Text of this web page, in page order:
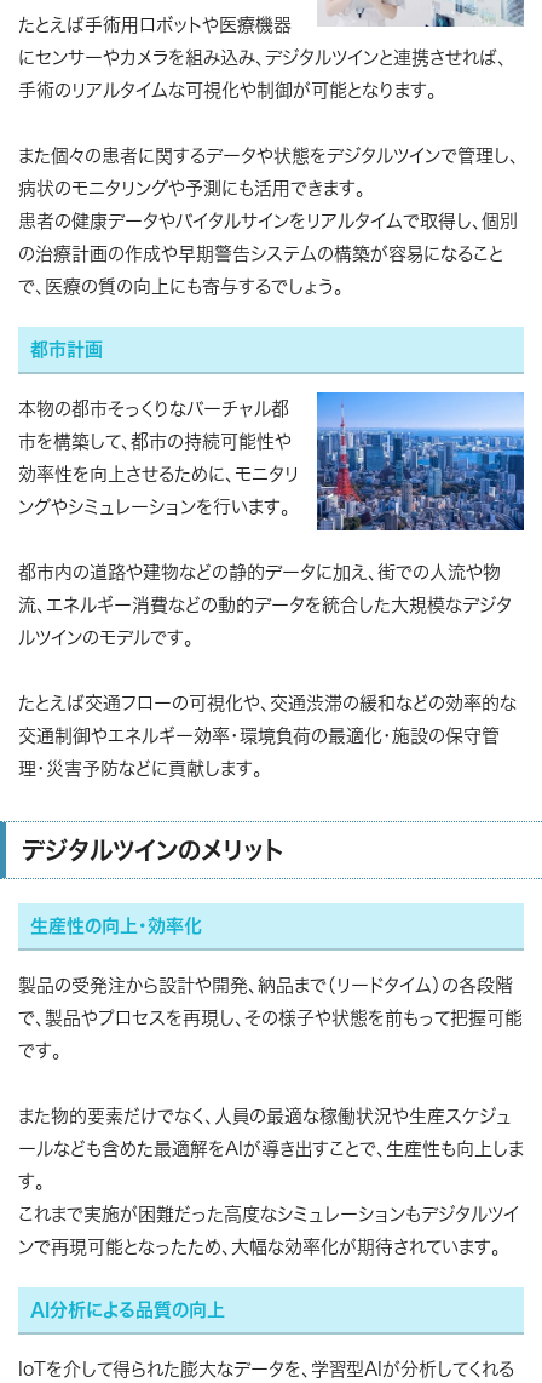
たとえば手術用ロボットや医療機器
にセンサーやカメラを組み込み、デジタルツインと連携させれば、
手術のリアルタイムな可視化や制御が可能となります。
また個々の患者に関するデータや状態をデジタルツインで管理し、
病状のモニタリングや予測にも活用できます。
患者の健康データやバイタルサインをリアルタイムで取得し、個別
の治療計画の作成や早期警告システムの構築が容易になること
で、医療の質の向上にも寄与するでしょう。
都市計画
本物の都市そっくりなバーチャル都
市を構築して、都市の持続可能性や
効率性を向上させるために、モニタリ
ングやシミュレーションを行います。
都市内の道路や建物などの静的データに加え、街での人流や物
流、エネルギー消費などの動的データを統合した大規模なデジタ
ルツインのモデルです。
たとえば交通フローの可視化や、交通渋滞の緩和などの効率的な
交通制御やエネルギー効率・環境負荷の最適化・施設の保守管
理・災害予防などに貢献します。
デジタルツインのメリット
生産性の向上・効率化
製品の受発注から設計や開発、納品まで（リードタイム）の各段階
で、製品やプロセスを再現し、その様子や状態を前もって把握可能
です。
また物的要素だけでなく、人員の最適な稼働状況や生産スケジュ
ールなども含めた最適解をAIが導き出すことで、生産性も向上しま
す。
これまで実施が困難だった高度なシミュレーションもデジタルツイ
ンで再現可能となったため、大幅な効率化が期待されています。
AI分析による品質の向上
IoTを介して得られた膨大なデータを、学習型AIが分析してくれる